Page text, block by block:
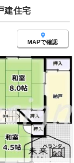
建住宅
MAPで確認